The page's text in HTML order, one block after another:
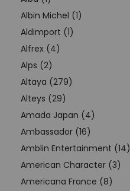
Albin Michel (1)
Aldimport (1)
Alfrex (4)
Alps (2)
Altaya (279)
Alteys (29)
Amada Japan (4)
Ambassador (16)
Amblin Entertainment (14)
American Character (3)
Americana France (8)